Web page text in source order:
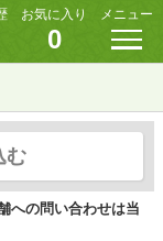
お気に入り
0
メニュー
む
への問い合わせは当